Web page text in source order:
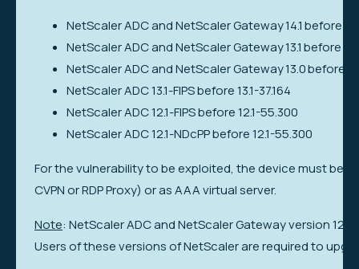
NetScaler ADC and NetScaler Gateway 14.1 before
NetScaler ADC and NetScaler Gateway 13.1 before
NetScaler ADC and NetScaler Gateway 13.0 before
NetScaler ADC 13.1-FIPS before 13.1-37.164
NetScaler ADC 12.1-FIPS before 12.1-55.300
NetScaler ADC 12.1-NDcPP before 12.1-55.300
For the vulnerability to be exploited, the device must be
CVPN or RDP Proxy) or as AAA virtual server.
Note: NetScaler ADC and NetScaler Gateway version
Users of these versions of NetScaler are required to